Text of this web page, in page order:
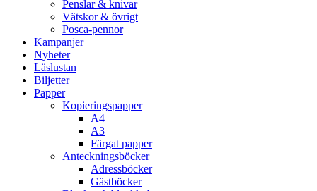
Penslar & knivar
Vätskor & övrigt
Posca-pennor
Kampanjer
Nyheter
Läslustan
Biljetter
Papper
Kopieringspapper
A4
A3
Färgat papper
Anteckningsböcker
Adressböcker
Gästböcker